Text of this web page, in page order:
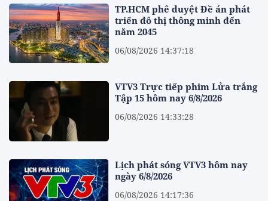
TP.HCM phê duyệt Đề án phát
triển đô thị thông minh đến
năm 2045
06/08/2026 14:37:18
VTV3 Trực tiếp phim Lửa trắng
Tập 15 hôm nay 6/8/2026
06/08/2026 14:33:28
Lịch phát sóng VTV3 hôm nay
ngày 6/8/2026
06/08/2026 14:17:36